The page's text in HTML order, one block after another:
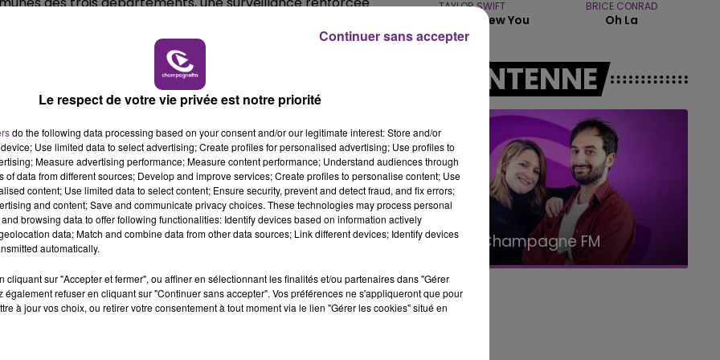
LE TICKET DE CAISSE
14h00 - 15h00
LA RADIO POP
cours, ainsi que tout autre oiseau captif,
bâtiments ou sous filet ;
à un dépistage virologique favorable, 48h
de véhicules au sein des exploitations
d’autocontrôles par les éleveurs, est rendue
de gibier à plumes, ainsi que le recours
et sociétés concernées sont invités à se
c'est à dire les bords de rivières, étangs, et lacs où
contaminés.
TAYLOR SWIFT
I Knew It, I Knew You
BRICE CONRAD
Oh La
A L'ANTENNE
14h00 - 15h00
La Radio Pop Le Club Champagne FM
Le respect de votre vie privée est notre priorité
do the following data processing based on your consent and/or our legitimate interest: Store and/or
Use limited data to select advertising; Create profiles for personalised advertising; Use profiles to
Measure advertising performance; Measure content performance; Understand audiences through
of data from different sources; Develop and improve services; Create profiles to personalise content; Use
content; Use limited data to select content; Ensure security, prevent and detect fraud, and fix errors;
and content; Save and communicate privacy choices. These technologies may process personal
browsing data to offer following functionalities: Identify devices based on information actively
data; Match and combine data from other data sources; Link different devices; Identify devices
automatically.
cliquant sur "Accepter et fermer", ou affiner en sélectionnant les finalités et/ou partenaires dans "Gérer
également refuser en cliquant sur "Continuer sans accepter". Vos préférences ne s'appliqueront que pour
à jour vos choix, ou retirer votre consentement à tout moment via le lien "Gérer les cookies" situé en
Continuer sans accepter